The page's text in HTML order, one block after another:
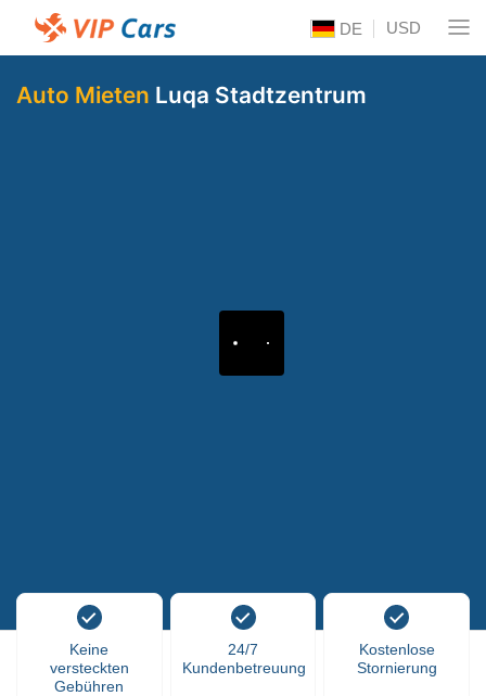
DE USD
Auto Mieten Luqa Stadtzentrum
Keine
versteckten
Gebühren
24/7
Kundenbetreuung
Kostenlose
Stornierung